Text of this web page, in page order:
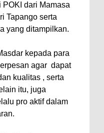
dari Mamasa
Tapango serta
yang ditampilkan.
kepada para
agar dapat
kualitas , serta
itu, juga
pro aktif dalam